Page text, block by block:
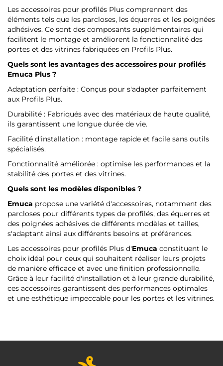
Les accessoires pour profilés Plus comprennent des
éléments tels que les parcloses, les équerres et les poignées
adhésives. Ce sont des composants supplémentaires qui
facilitent le montage et améliorent la fonctionnalité des
portes et des vitrines fabriquées en Profils Plus.
Quels sont les avantages des accessoires pour profilés
Emuca Plus ?
Adaptation parfaite : Conçus pour s'adapter parfaitement
aux Profils Plus.
Durabilité : Fabriqués avec des matériaux de haute qualité,
ils garantissent une longue durée de vie.
Facilité d'installation : montage rapide et facile sans outils
spécialisés.
Fonctionnalité améliorée : optimise les performances et la
stabilité des portes et des vitrines.
Quels sont les modèles disponibles ?
Emuca propose une variété d'accessoires, notamment des
parcloses pour différents types de profilés, des équerres et
des poignées adhésives de différents modèles et tailles,
s'adaptant ainsi aux différents besoins et préférences.
Les accessoires pour profilés Plus d'Emuca constituent le
choix idéal pour ceux qui souhaitent réaliser leurs projets
de manière efficace et avec une finition professionnelle.
Grâce à leur facilité d'installation et à leur grande durabilité,
ces accessoires garantissent des performances optimales
et une esthétique impeccable pour les portes et les vitrines.